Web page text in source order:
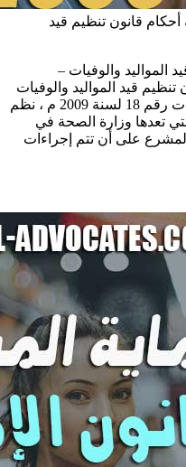
قانون تنظيم قيد
المواليد والوفيات –
قيد المواليد والوفيات
نظم القانون الاتحادي في دولة الإمارات رقم 18 لسنة 2009 م ، نظم
تعدها وزارة الصحة في
على أن تتم إجراءات